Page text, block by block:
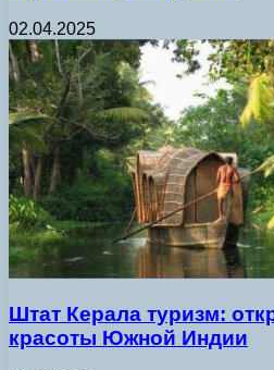
02.04.2025
Штат Керала туризм:
красоты Южной Индии